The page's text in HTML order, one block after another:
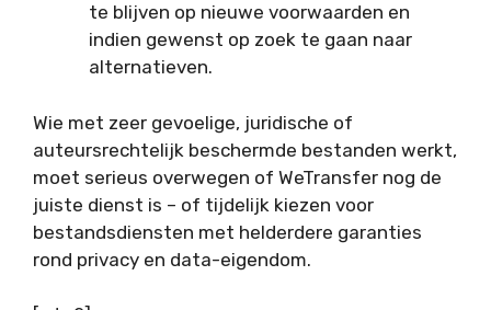
te blijven op nieuwe voorwaarden en
indien gewenst op zoek te gaan naar
alternatieven.
Wie met zeer gevoelige, juridische of
auteursrechtelijk beschermde bestanden werkt,
moet serieus overwegen of WeTransfer nog de
juiste dienst is – of tijdelijk kiezen voor
bestandsdiensten met helderdere garanties
rond privacy en data-eigendom.